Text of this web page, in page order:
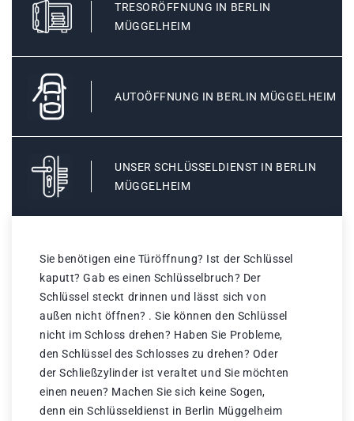
TRESORÖFFNUNG IN BERLIN
MÜGGELHEIM
AUTOÖFFNUNG IN BERLIN MÜGGELHEIM
UNSER SCHLÜSSELDIENST IN BERLIN
MÜGGELHEIM
Sie benötigen eine Türöffnung? Ist der Schlüssel
kaputt? Gab es einen Schlüsselbruch? Der
Schlüssel steckt drinnen und lässt sich von
außen nicht öffnen? . Sie können den Schlüssel
nicht im Schloss drehen? Haben Sie Probleme,
den Schlüssel des Schlosses zu drehen? Oder
der Schließzylinder ist veraltet und Sie möchten
einen neuen? Machen Sie sich keine Sogen,
denn ein Schlüsseldienst in Berlin Müggelheim